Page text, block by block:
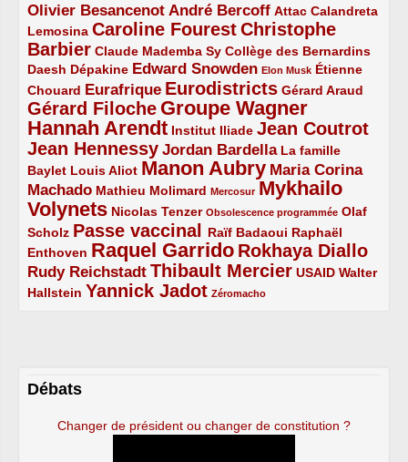
Olivier Besancenot
3/5 André Bercoff
3/5 Attac
2/5
Calandreta
Lemosina
2/5 Caroline Fourest
4/5
Christophe
Barbier
4/5 Claude Mademba Sy
2/5 Collège des Bernardins
2/5
Daesh
2/5 Dépakine
2/5 Edward Snowden
3/5 Elon Musk
1/5
Étienne
Chouard
2/5 Eurafrique
3/5 Eurodistricts
4/5 Gérard Araud
2/5
Gérard Filoche
4/5 Groupe Wagner
5/5
Hannah Arendt
5/5 Institut Iliade
2/5 Jean Coutrot
4/5
Jean Hennessy
4/5 Jordan Bardella
3/5
La famille
Baylet
2/5 Louis Aliot
2/5 Manon Aubry
5/5
Maria Corina
Machado
3/5 Mathieu Molimard
2/5 Mercosur
1/5
Mykhailo
Volynets
5/5 Nicolas Tenzer
2/5 Obsolescence programmée
1/5
Olaf
Scholz
2/5 Passe vaccinal
4/5 Raïf Badaoui
2/5
Raphaël
Enthoven
2/5 Raquel Garrido
5/5 Rokhaya Diallo
4/5
Rudy Reichstadt
3/5 Thibault Mercier
4/5 USAID
2/5
Walter
Hallstein
2/5 Yannick Jadot
4/5 Zéromacho
1/5
Débats
Changer de président ou changer de constitution ?